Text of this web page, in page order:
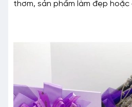
thơm, sản phẩm làm đẹp